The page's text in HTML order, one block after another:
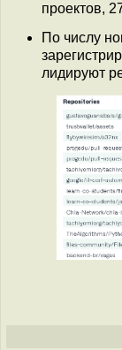
проектов,
По числу
лидируют